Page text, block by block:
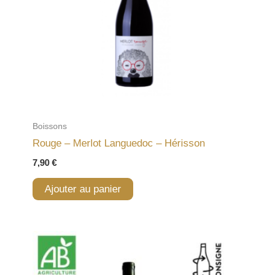
Boissons
Rouge – Merlot Languedoc – Hérisson
7,90 €
Ajouter au panier